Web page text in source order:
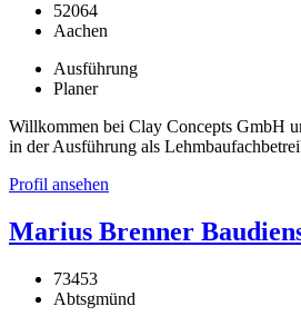
52064
Aachen
Ausführung
Planer
Willkommen bei Clay Concepts GmbH
in der Ausführung als
Profil ansehen
Marius Brenner
73453
Abtsgmünd